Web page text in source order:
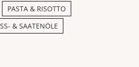
PASTA & RISOTTO
& SAATENÖLE